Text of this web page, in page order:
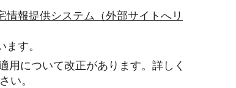
情報提供システム（外部サイトへリ
す。
用について改正があります。詳しく
い。